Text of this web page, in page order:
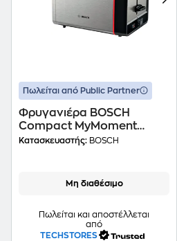
Πωλείται από Public Partner
Φρυγανιέρα BOSCH
Compact MyMoment
Stainless steel TAT6M420 2
Κατασκευαστής: BOSCH
Μη διαθέσιμο
Πωλείται και αποστέλλεται
από
TECHSTORES